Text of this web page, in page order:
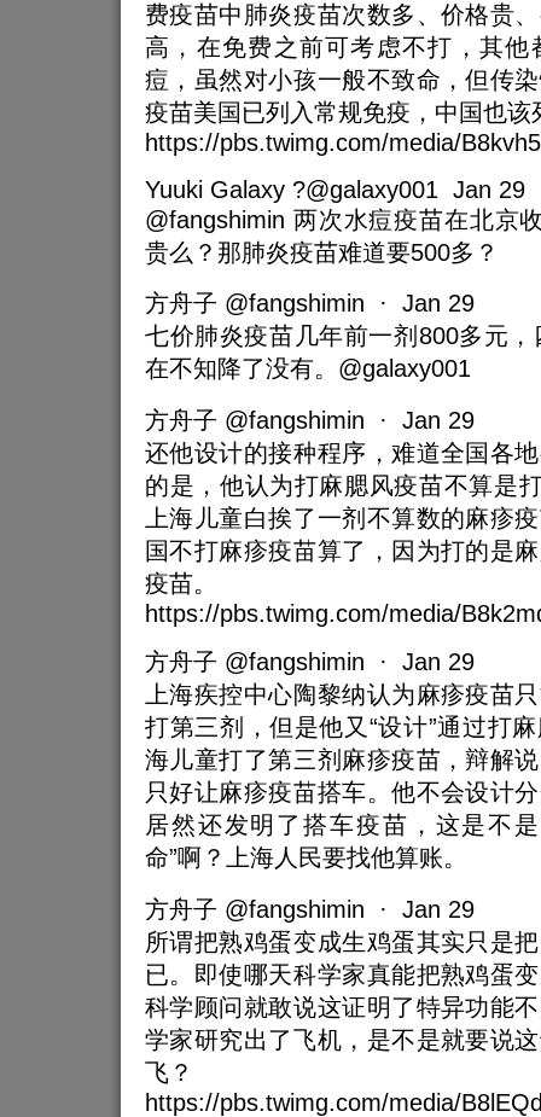
费疫苗中肺炎疫苗次数多、价格贵
高，在免费之前可考虑不打，其他
痘，虽然对小孩一般不致命，但传
疫苗美国已列入常规免疫，中国也该
https://pbs.twimg.com/media/
Yuuki Galaxy ?@galaxy001 Jan 29
@fangshimin 两次水痘疫苗在北京
贵么？那肺炎疫苗难道要500多？
方舟子 @fangshimin · Jan 29
七价肺炎疫苗几年前一剂800多元
在不知降了没有。@galaxy001
方舟子 @fangshimin · Jan 29
还他设计的接种程序，难道全国各
的是，他认为打麻腮风疫苗不算是
上海儿童白挨了一剂不算数的麻疹
国不打麻疹疫苗算了，因为打的是
疫苗。
https://pbs.twimg.com/media/
方舟子 @fangshimin · Jan 29
上海疾控中心陶黎纳认为麻疹疫苗
打第三剂，但是他又“设计”通过打
海儿童打了第三剂麻疹疫苗，辩解
只好让麻疹疫苗搭车。他不会设计
居然还发明了搭车疫苗，这是不
命”啊？上海人民要找他算账。
方舟子 @fangshimin · Jan 29
所谓把熟鸡蛋变成生鸡蛋其实只是
已。即使哪天科学家真能把熟鸡蛋
科学顾问就敢说这证明了特异功能
学家研究出了飞机，是不是就要说
飞？
https://pbs.twimg.com/media/